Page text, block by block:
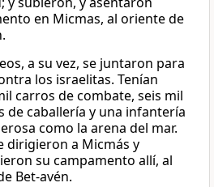
en Micmas, al oriente de
a su vez, se juntaron para
los israelitas. Tenían
carros de combate, seis mil
de caballería y una infantería
como la arena del mar.
dirigieron a Micmás y
su campamento allí, al
Bet-avén.